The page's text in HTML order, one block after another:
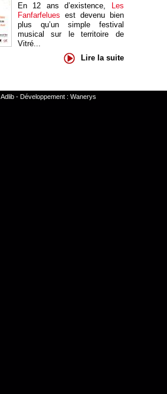
En 12 ans d’existence, Les
Fanfarfelues est devenu bien
plus qu’un simple festival
musical sur le territoire de
Vitré...
Lire la suite
Adlib- Développement : Wanerys